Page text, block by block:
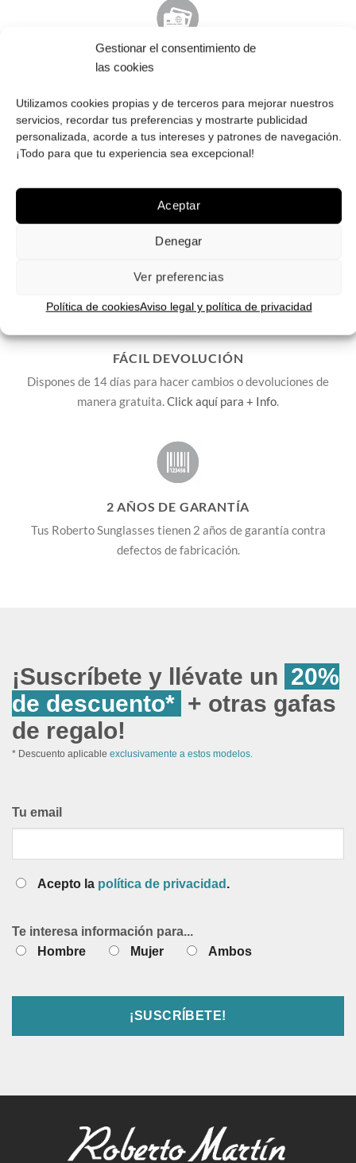
Gestionar el consentimiento de
las cookies
Utilizamos cookies propias y de terceros para mejorar nuestros
servicios, recordar tus preferencias y mostrarte publicidad
personalizada, acorde a tus intereses y patrones de navegación.
¡Todo para que tu experiencia sea excepcional!
Aceptar
Denegar
Ver preferencias
Política de cookiesAviso legal y política de privacidad
PAGO SEGURO
reembolso.
ENVÍOS GRATIS
Consulta aquí
FÁCIL DEVOLUCIÓN
Dispones de 14 días para hacer cambios o devoluciones de
manera gratuita.Click aquí para + Info.
2 AÑOS DE GARANTÍA
Tus Roberto Sunglasses tienen 2 años de garantía contra
defectos de fabricación.
¡Suscríbete y llévate un 20%
de descuento* + otras gafas
de regalo!
* Descuento aplicable exclusivamente a estos modelos.
Tu email
Acepto la política de privacidad .
Te interesa información para...
Hombre
Mujer Ambos